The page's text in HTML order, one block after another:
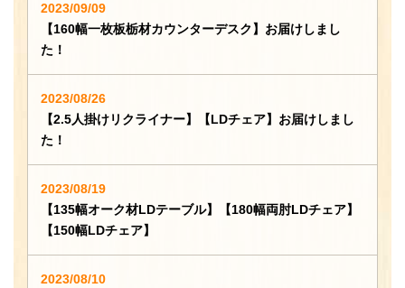
2023/09/09
【160幅一枚板栃材カウンターデスク】お届けしまし
た！
2023/08/26
【2.5人掛けリクライナー】【LDチェア】お届けしまし
た！
2023/08/19
【135幅オーク材LDテーブル】【180幅両肘LDチェア】
【150幅LDチェア】
2023/08/10